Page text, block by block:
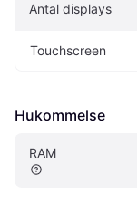
Antal displays
Touchscreen
Hukommelse
RAM